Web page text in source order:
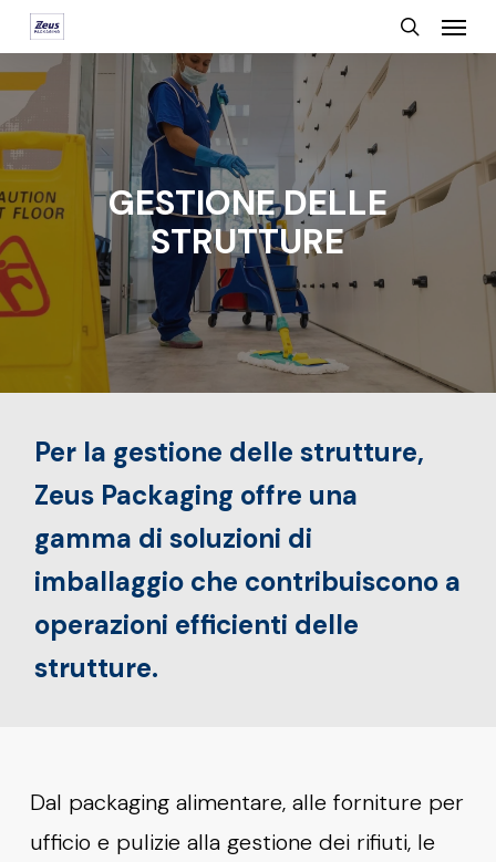
Skip
to
main
content
search
Menu
GESTIONE DELLE
STRUTTURE
Per la gestione delle strutture,
Zeus Packaging offre una
gamma di soluzioni di
imballaggio che contribuiscono a
operazioni efficienti delle
strutture.
Dal packaging alimentare, alle forniture per
ufficio e pulizie alla gestione dei rifiuti, le